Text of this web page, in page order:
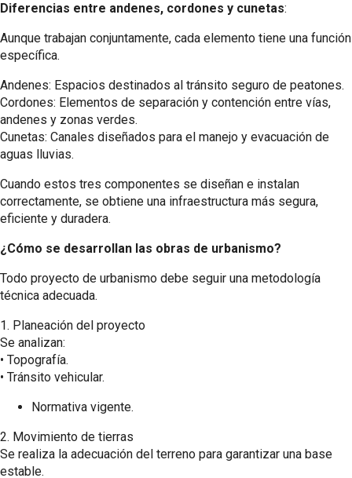
Diferencias entre andenes, cordones y cunetas:
Aunque trabajan conjuntamente, cada elemento tiene una función
específica.
Andenes: Espacios destinados al tránsito seguro de peatones.
Cordones: Elementos de separación y contención entre vías,
andenes y zonas verdes.
Cunetas: Canales diseñados para el manejo y evacuación de
aguas lluvias.
Cuando estos tres componentes se diseñan e instalan
correctamente, se obtiene una infraestructura más segura,
eficiente y duradera.
¿Cómo se desarrollan las obras de urbanismo?
Todo proyecto de urbanismo debe seguir una metodología
técnica adecuada.
1.⁠ ⁠Planeación del proyecto
Se analizan:
•⁠ ⁠Topografía.
•⁠ ⁠Tránsito vehicular.
Normativa vigente.
2.⁠ ⁠Movimiento de tierras
Se realiza la adecuación del terreno para garantizar una base
estable.